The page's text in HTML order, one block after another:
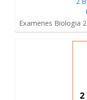
Examenes Biologia